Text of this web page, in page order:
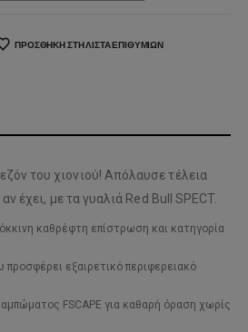
ΠΡΟΣΘΉΚΗ ΣΤΗ ΛΊΣΤΑ ΕΠΙΘΥΜΙΏΝ
του χιονιού! Απόλαυσε τέλεια
έχει, με τα γυαλιά Red Bull SPECT.
καθρέφτη επίστρωση και κατηγορία
προσφέρει εξαιρετικό περιφερειακό
FSCAPE για καθαρή όραση χωρίς